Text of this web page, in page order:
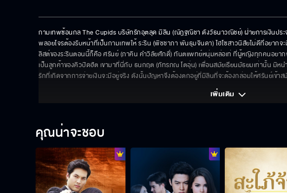
กามเทพซ้อนกล The Cupids บริษัทรักอุตลุด มิลิน (ณัฎฐณิชา ดังวัธนาวณิชย์) ฝ่ายการเงินประ
พลอยโจรต้องรับหน้าที่เป็นกามเทพให้ ระริน (พิชชาภา พันธุมจินดา) ไฮโซสาวนิสัยไม่ดีที่อยากจ
ลิสต์ของระรินตอนนี้ก็คือ ศรันย์ (ภาคิน คำวิลัยศักดิ์) ทันตแพทย์หนุ่มหล่อเท่ ที่ผู้หญิงทุกคนอยากพ
เป็นลูกค้าของคิวปิดฮัต เขามาที่นี่กับ ธนกฤต (ภัทรภณ โตอุ่น) เพื่อนสมัยเรียนมัธยมเท่านั้น มิหนำ
รักที่เกิดจากการจ่ายเงินจะมีอยู่จริง ดังนั้นปัญหาจึงต้องตกอยู่ที่มิลินที่จะต้องกล่อมให้ศรันย์เข้าส
เพิ่มเติม
คุณน่าจะชอบ